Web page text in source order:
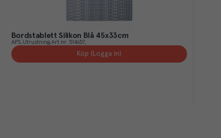
Bordstablett Silikon Blå 45x33cm
APS Utrustning Art.nr. 514657
Köp (Logga in)